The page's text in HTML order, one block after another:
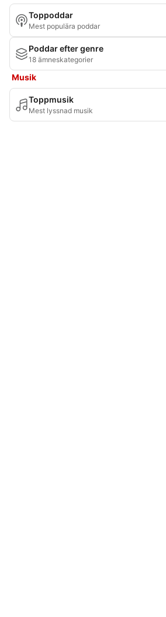
Toppoddar
Mest populära poddar
Poddar efter genre
18 ämneskategorier
Musik
Toppmusik
Mest lyssnad musik